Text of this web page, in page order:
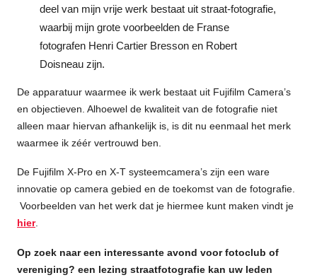
deel van mijn vrije werk bestaat uit straat-fotografie,
waarbij mijn grote voorbeelden de Franse
fotografen Henri Cartier Bresson en Robert
Doisneau zijn.
De apparatuur waarmee ik werk bestaat uit Fujifilm Camera’s
en objectieven. Alhoewel de kwaliteit van de fotografie niet
alleen maar hiervan afhankelijk is, is dit nu eenmaal het merk
waarmee ik zéér vertrouwd ben.
De Fujifilm X-Pro en X-T systeemcamera’s zijn een ware
innovatie op camera gebied en de toekomst van de fotografie.
Voorbeelden van het werk dat je hiermee kunt maken vindt je
hier.
Op zoek naar een interessante avond voor fotoclub of
vereniging? een lezing straatfotografie kan uw leden